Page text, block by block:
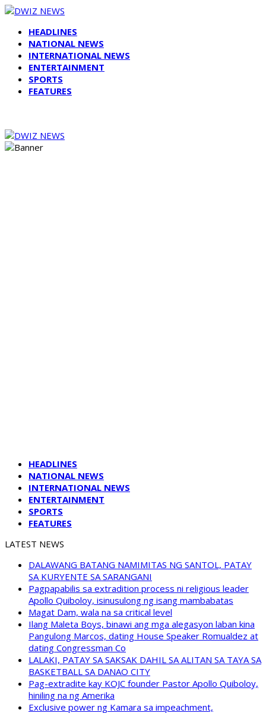
HEADLINES
NATIONAL NEWS
INTERNATIONAL NEWS
ENTERTAINMENT
SPORTS
FEATURES
HEADLINES
NATIONAL NEWS
INTERNATIONAL NEWS
ENTERTAINMENT
SPORTS
FEATURES
LATEST NEWS
DALAWANG BATANG NAMIMITAS NG SANTOL, PATAY
SA KURYENTE SA SARANGANI
Pagpapabilis sa extradition process ni religious leader
Apollo Quiboloy, isinusulong ng isang mambabatas
Magat Dam, wala na sa critical level
Ilang Maleta Boys, binawi ang mga alegasyon laban kina
Pangulong Marcos, dating House Speaker Romualdez at
dating Congressman Co
LALAKI, PATAY SA SAKSAK DAHIL SA ALITAN SA TAYA SA
BASKETBALL SA DANAO CITY
Pag-extradite kay KOJC founder Pastor Apollo Quiboloy,
hiniling na ng Amerika
Exclusive power ng Kamara sa impeachment,